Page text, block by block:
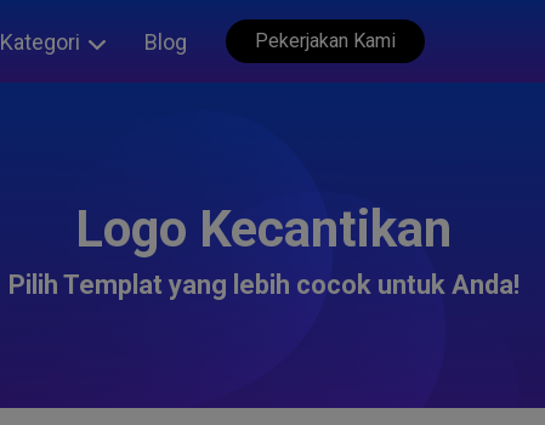
Kategori Blog Pekerjakan Kami
Logo Kecantikan
Pilih Templat yang lebih cocok untuk Anda!